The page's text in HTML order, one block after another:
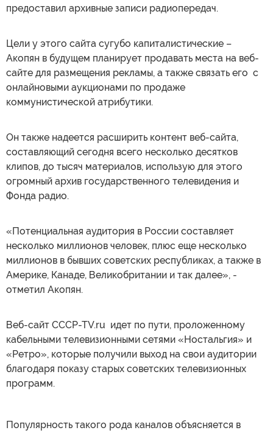
предоставил архивные записи радиопередач.
Цели у этого сайта сугубо капиталистические –
Акопян в будущем планирует продавать места на веб-
сайте для размещения рекламы, а также связать его с
онлайновыми аукционами по продаже
коммунистической атрибутики.
Он также надеется расширить контент веб-сайта,
составляющий сегодня всего несколько десятков
клипов, до тысяч материалов, использую для этого
огромный архив государственного телевидения и
Фонда радио.
«Потенциальная аудитория в России составляет
несколько миллионов человек, плюс еще несколько
миллионов в бывших советских республиках, а также в
Америке, Канаде, Великобритании и так далее», -
отметил Акопян.
Веб-сайт CCCP-TV.ru идет по пути, проложенному
кабельными телевизионными сетями «Ностальгия» и
«Ретро», которые получили выход на свои аудитории
благодаря показу старых советских телевизионных
программ.
Популярность такого рода каналов объясняется в